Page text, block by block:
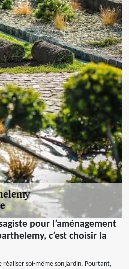
pour l’aménagement
c’est choisir la
réaliser soi-même son jardin. Pourtant,